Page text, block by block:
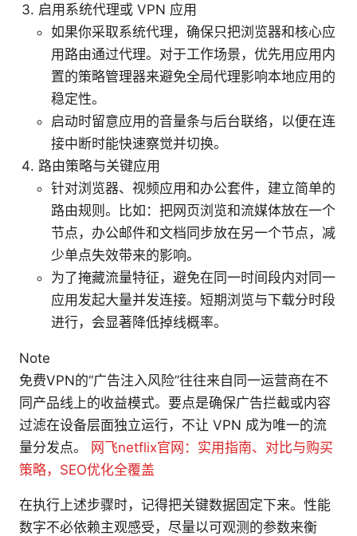
启用系统代理或 VPN 应用
如果你采取系统代理，确保只把浏览器和核心应
用路由通过代理。对于工作场景，优先用应用内
置的策略管理器来避免全局代理影响本地应用的
稳定性。
启动时留意应用的音量条与后台联络，以便在连
接中断时能快速察觉并切换。
路由策略与关键应用
针对浏览器、视频应用和办公套件，建立简单的
路由规则。比如：把网页浏览和流媒体放在一个
节点，办公邮件和文档同步放在另一个节点，减
少单点失效带来的影响。
为了掩藏流量特征，避免在同一时间段内对同一
应用发起大量并发连接。短期浏览与下载分时段
进行，会显著降低掉线概率。
Note
免费VPN的“广告注入风险”往往来自同一运营商在不
同产品线上的收益模式。要点是确保广告拦截或内容
过滤在设备层面独立运行，不让 VPN 成为唯一的流
量分发点。 网飞netflix官网：实用指南、对比与购买
策略，SEO优化全覆盖
在执行上述步骤时，记得把关键数据固定下来。性能
数字不必依赖主观感受，尽量以可观测的参数来衡